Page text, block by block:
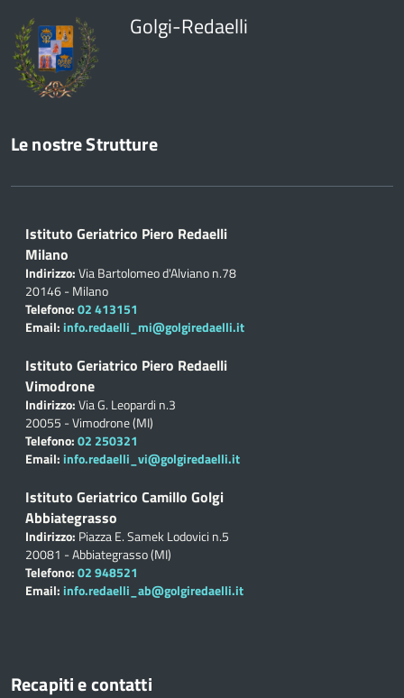
Golgi-Redaelli
Le nostre Strutture
Istituto Geriatrico Piero Redaelli
Milano
Indirizzo:Via Bartolomeo d'Alviano n.78
20146 - Milano
Telefono:02 413151
Email: info.redaelli_mi@golgiredaelli.it
Istituto Geriatrico Piero Redaelli
Vimodrone
Indirizzo:Via G. Leopardi n.3
20055 - Vimodrone (MI)
Telefono:02 250321
Email: info.redaelli_vi@golgiredaelli.it
Istituto Geriatrico Camillo Golgi
Abbiategrasso
Indirizzo: Piazza E. Samek Lodovici n.5
20081 - Abbiategrasso (MI)
Telefono:02 948521
Email: info.redaelli_ab@golgiredaelli.it
Recapiti e contatti